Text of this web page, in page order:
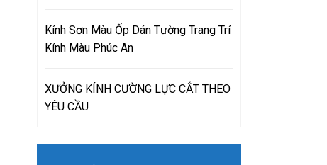
Kính Sơn Màu Ốp Dán Tường Trang Trí
Kính Màu Phúc An
XƯỞNG KÍNH CƯỜNG LỰC CẮT THEO
YÊU CẦU